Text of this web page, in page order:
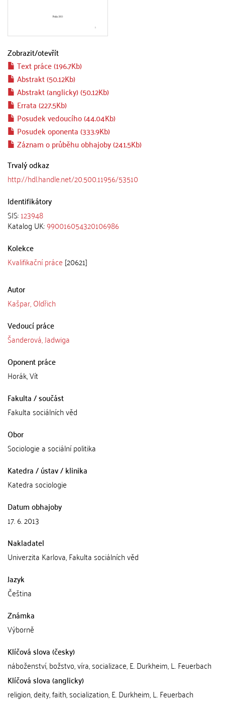
Zobrazit/otevřít
Text práce (196.7Kb)
Abstrakt (50.12Kb)
Abstrakt (anglicky) (50.12Kb)
Errata (227.5Kb)
Posudek vedoucího (44.04Kb)
Posudek oponenta (333.9Kb)
Záznam o průběhu obhajoby (241.5Kb)
Trvalý odkaz
http://hdl.handle.net/20.500.11956/53510
Identifikátory
SIS:123948
Katalog UK:990016054320106986
Kolekce
Kvalifikační práce [20621]
Autor
Kašpar, Oldřich
Vedoucí práce
Šanderová, Jadwiga
Oponent práce
Horák, Vít
Fakulta / součást
Fakulta sociálních věd
Obor
Sociologie a sociální politika
Katedra / ústav / klinika
Katedra sociologie
Datum obhajoby
17. 6. 2013
Nakladatel
Univerzita Karlova, Fakulta sociálních věd
Jazyk
Čeština
Známka
Výborně
Klíčová slova (česky)
náboženství, božstvo, víra, socializace, E. Durkheim, L. Feuerbach
Klíčová slova (anglicky)
religion, deity, faith, socialization, E. Durkheim, L. Feuerbach